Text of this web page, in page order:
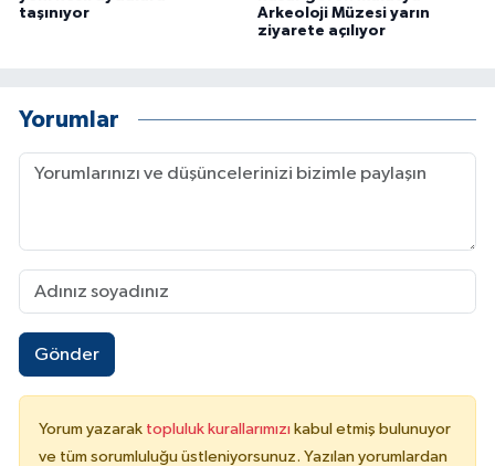
taşınıyor
Arkeoloji Müzesi yarın
ziyarete açılıyor
Yorumlar
Gönder
Yorum yazarak topluluk kurallarımızı kabul etmiş bulunuyor
ve tüm sorumluluğu üstleniyorsunuz. Yazılan yorumlardan